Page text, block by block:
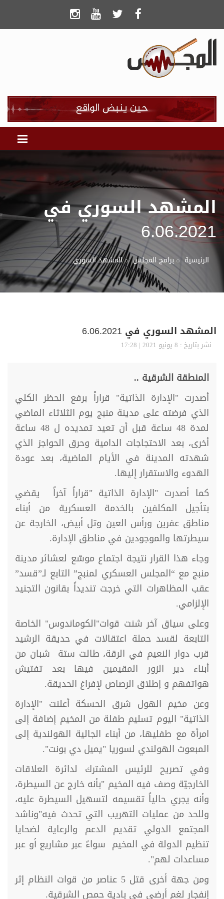
المشهد السوري في
6.06.2021
الرئيسية برامج المجلس المشهد السوري
المشهد السوري في 6.06.2021
نشر بتاريخ : 8 يونيو 2021 | 17:28
المنطقة الشرقية ..
أصدرت "الإدارة الذاتية" قراراً برفع الحظر الكلي
الذي فرضته على مدينة منبج يوم الثلاثاء الماضي
لمدة 48 ساعة قبل أن تعيد تمديده ل 48 ساعة
أخرى، بعد الاحتجاجات الدامية وحرق الحواجز الذي
شهدته المدينة في الأيام الماضية، بعد عودة
الهدوء والاستقرار إليها.
كما أصدرت "الإدارة الذاتية "قراراً آخراً يقضي
بتأجيل المكلفين بالخدمة العسكرية من أبناء
مناطق عفرين ورأس العين وتل أبيض، الخارجة عن
سيطرتها والموجودين في مناطق الإدارة.
وجاء هذا القرار نتيجة اجتماع موسّع لعشائر مدينة
منبج مع “المجلس العسكري لمنبج” التابع لـ”قسد”
عقب المظاهرات التي خرجت تنديداً بقانون التجنيد
الإلزامي.
وعلى سياق آخر شنت قوات"الكوماندوس" الخاصة
التابعة لقسد حملة اعتقالات في حديقة الرشيد
قرب دوار النعيم في الرقة، طالت ستة شبان من
أبناء دير الزور المقيمين فيها بعد تفتيش
هواتفهم و إطلاق الرصاص لإفراغ الحديقة.
وعن مخيم الهول شرق الحسكة أعلنت "الإدارة
الذاتية" اليوم تسليم طفلة من المخيم إضافة إلى
امرأة مع طفليها، من أبناء الجالية الهولندية إلى
المبعوث الهولندي لسوريا "يميل دي بونت".
وفي تصريح للرئيس المشترك لدائرة العلاقات
الخارجيّة وصف فيه المخيم "بأنه خارج عن السيطرة،
وأنه يجري حالياً تقسيمه لتسهيل السيطرة عليه،
وللحد من عمليات التهريب التي تحدث فيه"وناشد
المجتمع الدولي تقديم الدعم والرعاية لضحايا
تنظيم الدولة في المخيم سواءً عبر مشاريع أو عبر
مساعدات لهم".
ومن جهة أخرى قتل 5 عناصر من قوات النظام إثر
إنفجار لغم أرضي في بادية حمص الشرقية.